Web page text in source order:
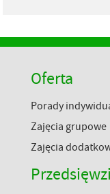
Oferta
Porady
Zajęcia grupowe
Zajęcia